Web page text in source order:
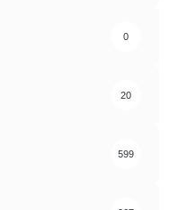
0
20
599